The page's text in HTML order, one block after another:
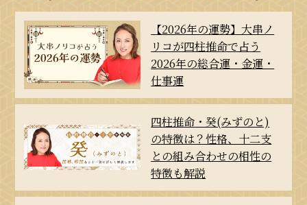
【2026年の運勢】大串ノ
リコが四柱推命で占う
2026年の総合運・金運・
仕事運
四柱推命・癸(みずのと)
の特徴は？性格、十二支
との組み合わせの相性の
特徴も解説